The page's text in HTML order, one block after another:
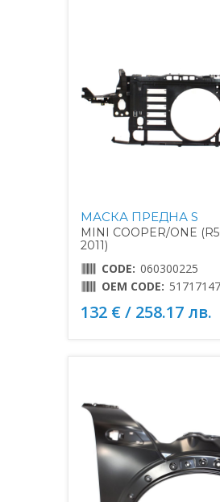
МАСКА ПРЕДНА S
MINI COOPER/ONE
2011)
CODE: 060300225
OEM CODE:
132 € / 258.17 лв.